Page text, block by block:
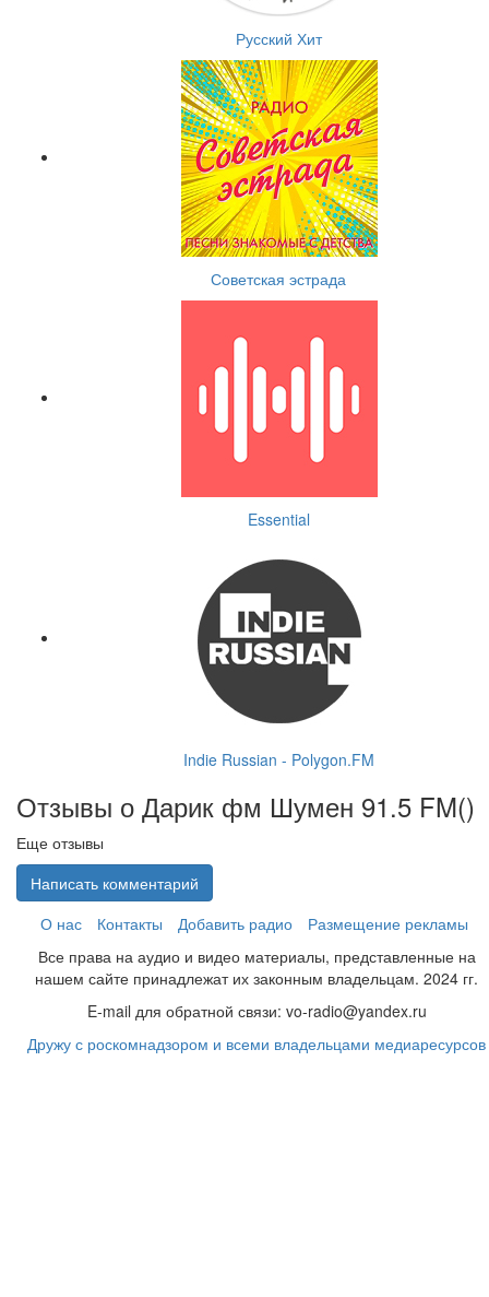
Русский Хит
Советская эстрада
Essential
Indie Russian - Polygon.FM
Отзывы о Дарик фм Шумен 91.5 FM()
Еще отзывы
Написать комментарий
О нас
Контакты Добавить радио
Размещение рекламы
Все права на аудио и видео материалы, представленные на
нашем сайте принадлежат их законным владельцам. 2024 гг.
E-mail для обратной связи: vo-radio@yandex.ru
Дружу с роскомнадзором и всеми владельцами медиаресурсов